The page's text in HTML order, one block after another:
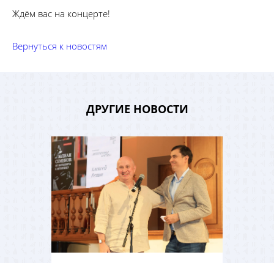
Ждём вас на концерте!
Вернуться к новостям
ДРУГИЕ НОВОСТИ